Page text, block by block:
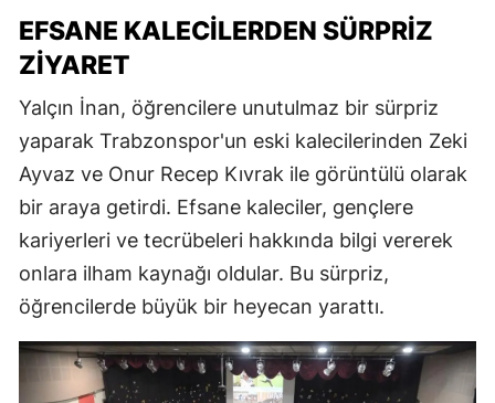
EFSANE KALECILERDEN SÜRPRIZ
ZIYARET
Yalçın İnan, öğrencilere unutulmaz bir sürpriz
yaparak Trabzonspor'un eski kalecilerinden Zeki
Ayvaz ve Onur Recep Kıvrak ile görüntülü olarak
bir araya getirdi. Efsane kaleciler, gençlere
kariyerleri ve tecrübeleri hakkında bilgi vererek
onlara ilham kaynağı oldular. Bu sürpriz,
öğrencilerde büyük bir heyecan yarattı.